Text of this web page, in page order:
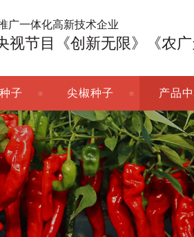
广一体化高新技术企业
视节目《创新无限》《农
子 尖椒种子 产品